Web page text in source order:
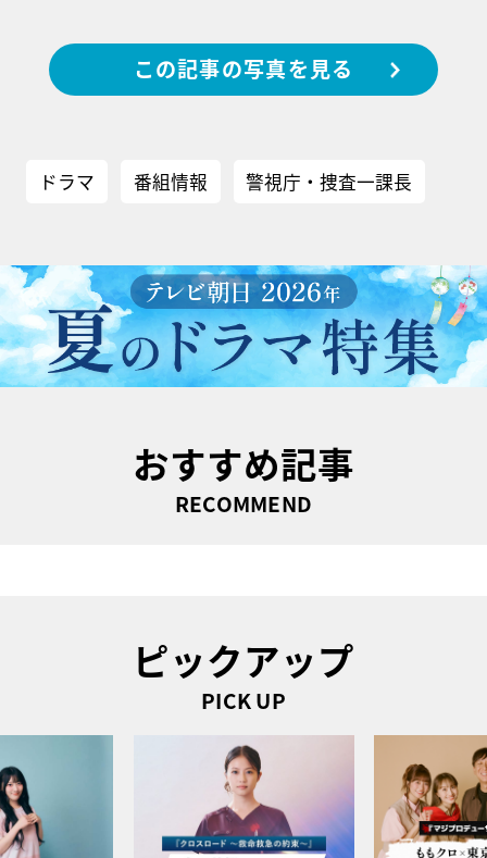
この記事の写真を見る
ドラマ 番組情報 警視庁・捜査一課長
おすすめ記事
RECOMMEND
ピックアップ
PICK UP